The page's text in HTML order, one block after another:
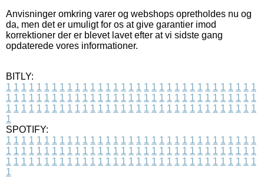
Anvisninger omkring varer og webshops opretholdes nu og
da, men det er umuligt for os at give garantier imod
korrektioner der er blevet lavet efter at vi sidste gang
opdaterede vores informationer.
BITLY:
1 1 1 1 1 1 1 1 1 1 1 1 1 1 1 1 1 1 1 1 1 1 1 1 1 1 1 1 1 1 1 1 1
1 1 1 1 1 1 1 1 1 1 1 1 1 1 1 1 1 1 1 1 1 1 1 1 1 1 1 1 1 1 1 1 1
1 1 1 1 1 1 1 1 1 1 1 1 1 1 1 1 1 1 1 1 1 1 1 1 1 1 1 1 1 1 1 1 1
1
SPOTIFY:
1 1 1 1 1 1 1 1 1 1 1 1 1 1 1 1 1 1 1 1 1 1 1 1 1 1 1 1 1 1 1 1 1
1 1 1 1 1 1 1 1 1 1 1 1 1 1 1 1 1 1 1 1 1 1 1 1 1 1 1 1 1 1 1 1 1
1 1 1 1 1 1 1 1 1 1 1 1 1 1 1 1 1 1 1 1 1 1 1 1 1 1 1 1 1 1 1 1 1
1